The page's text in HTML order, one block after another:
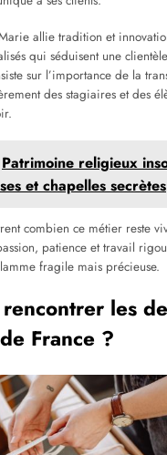
allie tradition et
qui séduisent une
sur l’importance de la
des stagiaires et des
Patrimoine religieux
et chapelles secrètes
combien ce métier reste
patience et travail
fragile mais précieuse.
les
France ?